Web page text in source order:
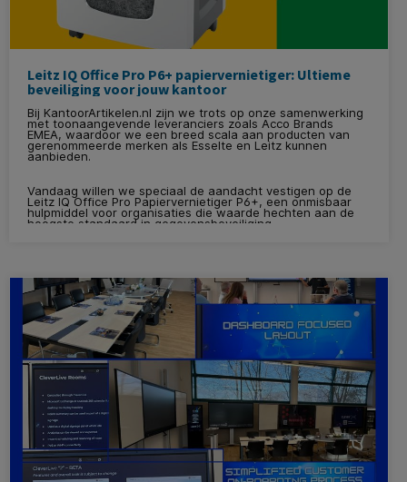
Leitz IQ Office Pro P6+ papiervernietiger: Ultieme
beveiliging voor jouw kantoor
Bij KantoorArtikelen.nl zijn we trots op onze samenwerking
met toonaangevende leveranciers zoals Acco Brands
EMEA, waardoor we een breed scala aan producten van
gerenommeerde merken als Esselte en Leitz kunnen
aanbieden.
Vandaag willen we speciaal de aandacht vestigen op de
Leitz IQ Office Pro Papiervernietiger P6+, een onmisbaar
hulpmiddel voor organisaties die waarde hechten aan de
hoogste standaard in gegevensbeveiliging.